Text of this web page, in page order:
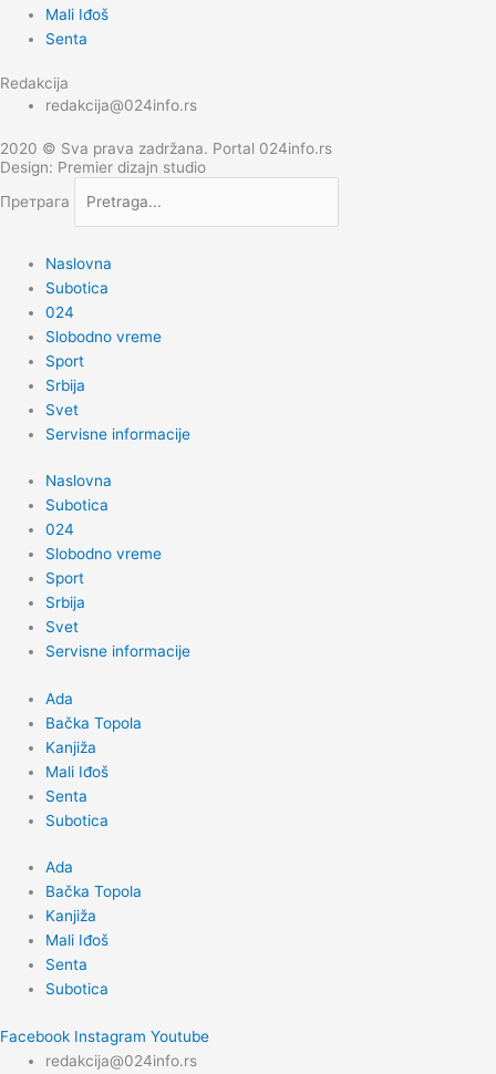
Mali Iđoš
Senta
Redakcija
redakcija@024info.rs
2020 © Sva prava zadržana. Portal 024info.rs
Design: Premier dizajn studio
Претрага
Naslovna
Subotica
024
Slobodno vreme
Sport
Srbija
Svet
Servisne informacije
Naslovna
Subotica
024
Slobodno vreme
Sport
Srbija
Svet
Servisne informacije
Ada
Bačka Topola
Kanjiža
Mali Iđoš
Senta
Subotica
Ada
Bačka Topola
Kanjiža
Mali Iđoš
Senta
Subotica
Facebook Instagram Youtube
redakcija@024info.rs